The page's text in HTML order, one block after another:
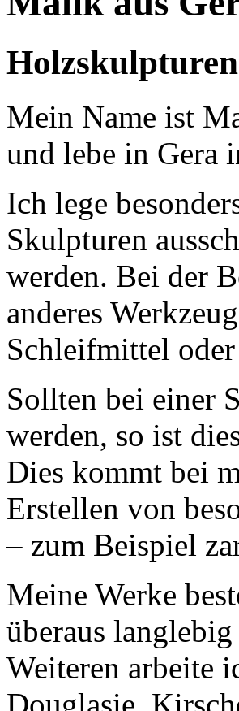
Mein Name ist
und lebe in Gera
Ich lege
Skulpturen
werden. Bei der
anderes
Schleifmittel
Sollten bei einer
werden, so ist
Dies kommt bei
Erstellen von
– zum Beispiel
Meine Werke
überaus
Weiteren arbeite
Douglasie,